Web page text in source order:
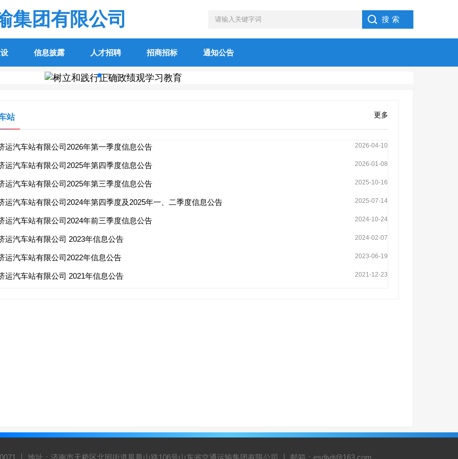
集团有限公司
信息披露 人才招聘 招商招标 通知公告
站
2026-04-10
运汽车站有限公司2026年第一季度信息公告
2026-01-08
运汽车站有限公司2025年第四季度信息公告
2025-10-16
运汽车站有限公司2025年第三季度信息公告
2025-07-14
运汽车站有限公司2024年第四季度及2025年一、二季度信息公告
2024-10-24
运汽车站有限公司2024年前三季度信息公告
2024-02-07
运汽车站有限公司 2023年信息公告
2023-06-19
运汽车站有限公司2022年信息公告
2021-12-23
运汽车站有限公司 2021年信息公告
更多
丨 地址：济南市天桥区北园街道凤凰山路106号山东省交通运输集团有限公司 丨 邮箱：esdjyjt@163.com